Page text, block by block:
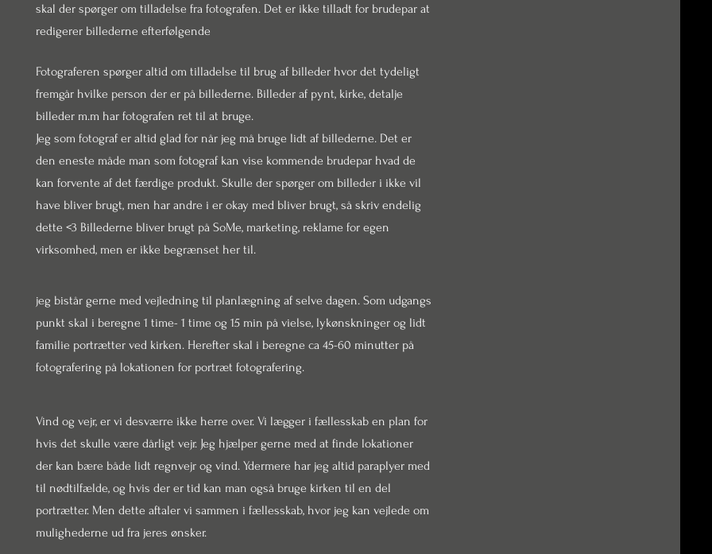
skal der spørger om tilladelse fra fotografen. Det er ikke tilladt for brudepar at
redigerer billederne efterfølgende
Fotograferen spørger altid om tilladelse til brug af billeder hvor det tydeligt
fremgår hvilke person der er på billederne. Billeder af pynt, kirke, detalje
billeder m.m har fotografen ret til at bruge.
Jeg som fotograf er altid glad for når jeg må bruge lidt af billederne. Det er
den eneste måde man som fotograf kan vise kommende brudepar hvad de
kan forvente af det færdige produkt. Skulle der spørger om billeder i ikke vil
have bliver brugt, men har andre i er okay med bliver brugt, så skriv endelig
dette <3 Billederne bliver brugt på SoMe, marketing, reklame for egen
virksomhed, men er ikke begrænset her til.
jeg bistår gerne med vejledning til planlægning af selve dagen. Som udgangs
punkt skal i beregne 1 time- 1 time og 15 min på vielse, lykønskninger og lidt
familie portrætter ved kirken. Herefter skal i beregne ca 45-60 minutter på
fotografering på lokationen for portræt fotografering.
Vind og vejr, er vi desværre ikke herre over. Vi lægger i fællesskab en plan for
hvis det skulle være dårligt vejr. Jeg hjælper gerne med at finde lokationer
der kan bære både lidt regnvejr og vind. Ydermere har jeg altid paraplyer med
til nødtilfælde, og hvis der er tid kan man også bruge kirken til en del
portrætter. Men dette aftaler vi sammen i fællesskab, hvor jeg kan vejlede om
mulighederne ud fra jeres ønsker.